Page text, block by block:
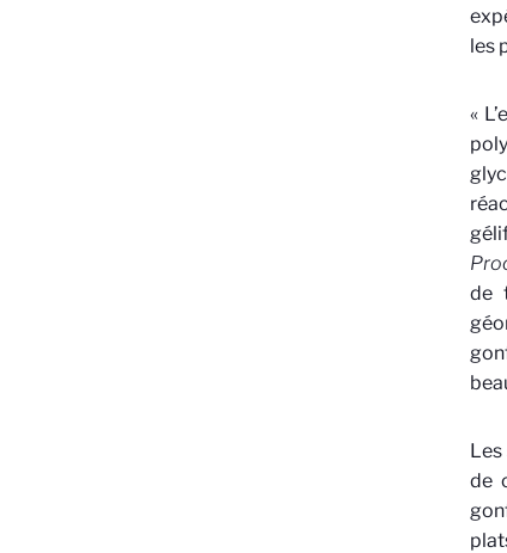
les
«
de
de